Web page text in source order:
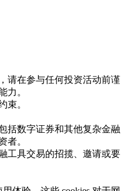
请在参与任何投资活动前谨
力。
束。
括数字证券和其他复杂金融
者。
工具交易的招揽、邀请或要